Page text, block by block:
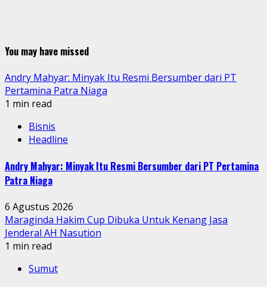
You may have missed
Andry Mahyar: Minyak Itu Resmi Bersumber dari PT
Pertamina Patra Niaga
1 min read
Bisnis
Headline
Andry Mahyar: Minyak Itu Resmi Bersumber dari PT Pertamina
Patra Niaga
6 Agustus 2026
Maraginda Hakim Cup Dibuka Untuk Kenang Jasa
Jenderal AH Nasution
1 min read
Sumut